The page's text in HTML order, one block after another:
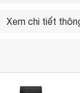
diện tích dưới
580 x 1070 x
Xem chi tiết